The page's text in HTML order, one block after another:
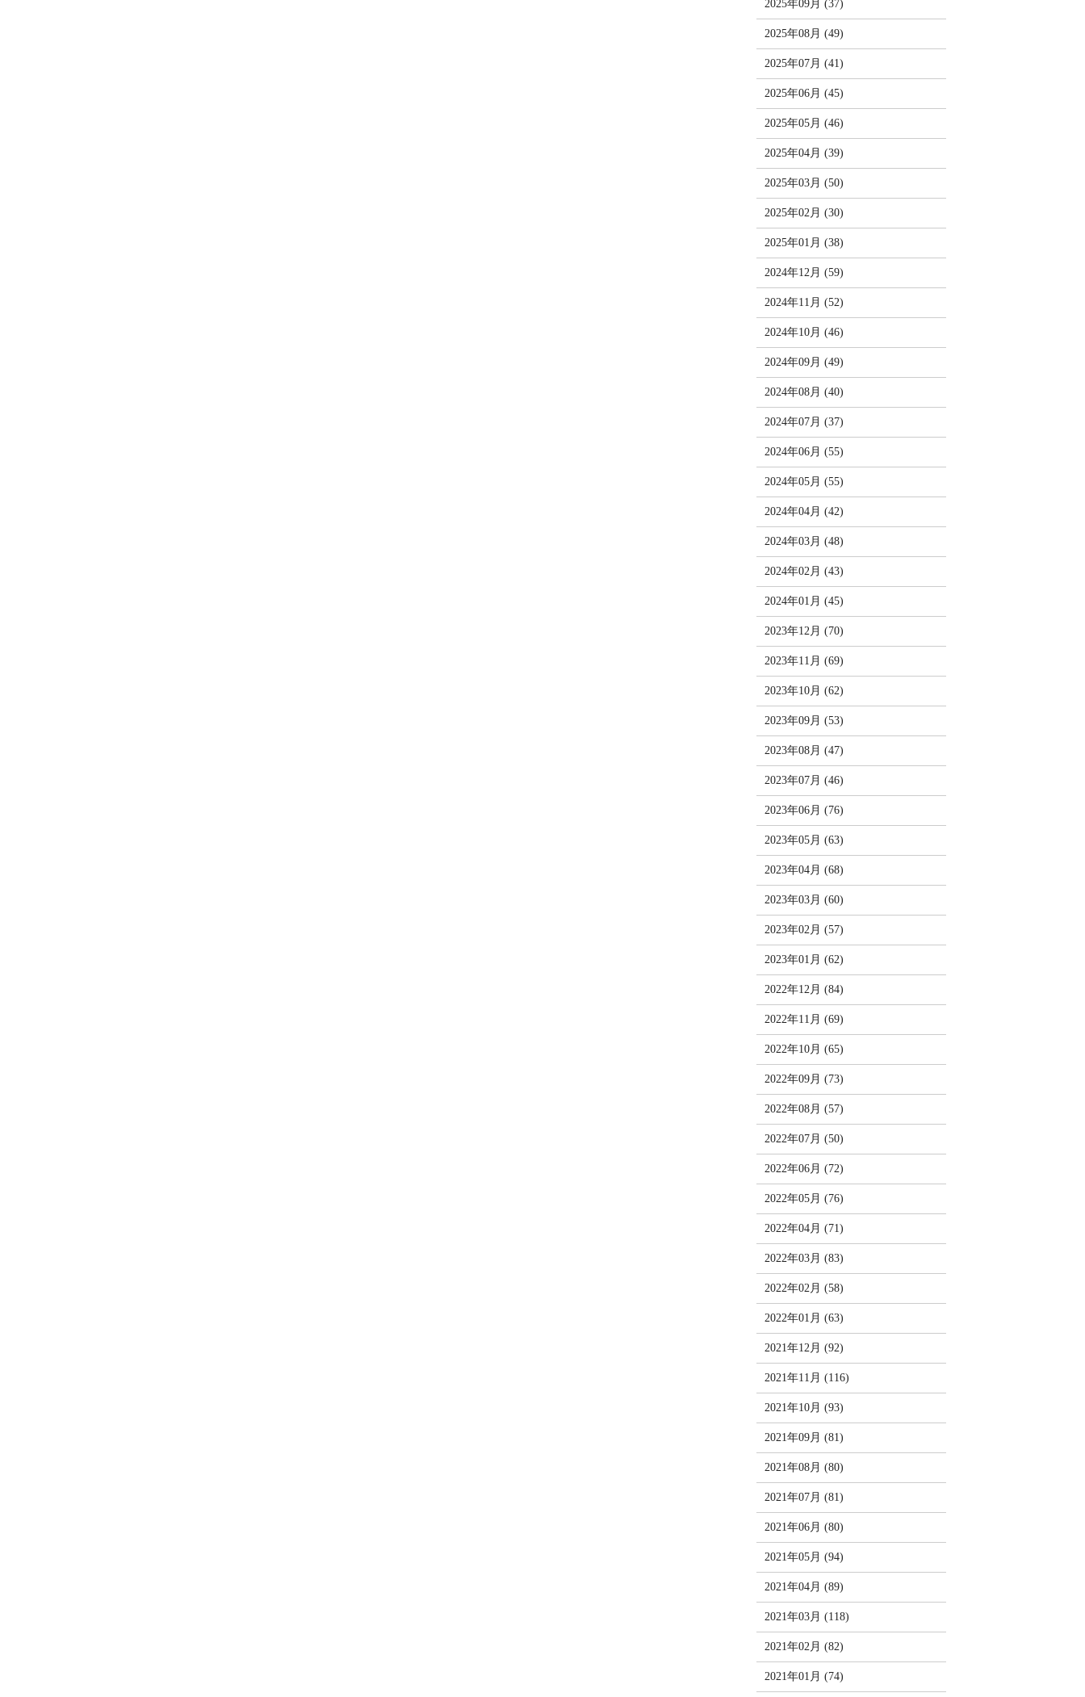
2025年09月 (37)
2025年08月 (49)
2025年07月 (41)
2025年06月 (45)
2025年05月 (46)
2025年04月 (39)
2025年03月 (50)
2025年02月 (30)
2025年01月 (38)
2024年12月 (59)
2024年11月 (52)
2024年10月 (46)
2024年09月 (49)
2024年08月 (40)
2024年07月 (37)
2024年06月 (55)
2024年05月 (55)
2024年04月 (42)
2024年03月 (48)
2024年02月 (43)
2024年01月 (45)
2023年12月 (70)
2023年11月 (69)
2023年10月 (62)
2023年09月 (53)
2023年08月 (47)
2023年07月 (46)
2023年06月 (76)
2023年05月 (63)
2023年04月 (68)
2023年03月 (60)
2023年02月 (57)
2023年01月 (62)
2022年12月 (84)
2022年11月 (69)
2022年10月 (65)
2022年09月 (73)
2022年08月 (57)
2022年07月 (50)
2022年06月 (72)
2022年05月 (76)
2022年04月 (71)
2022年03月 (83)
2022年02月 (58)
2022年01月 (63)
2021年12月 (92)
2021年11月 (116)
2021年10月 (93)
2021年09月 (81)
2021年08月 (80)
2021年07月 (81)
2021年06月 (80)
2021年05月 (94)
2021年04月 (89)
2021年03月 (118)
2021年02月 (82)
2021年01月 (74)